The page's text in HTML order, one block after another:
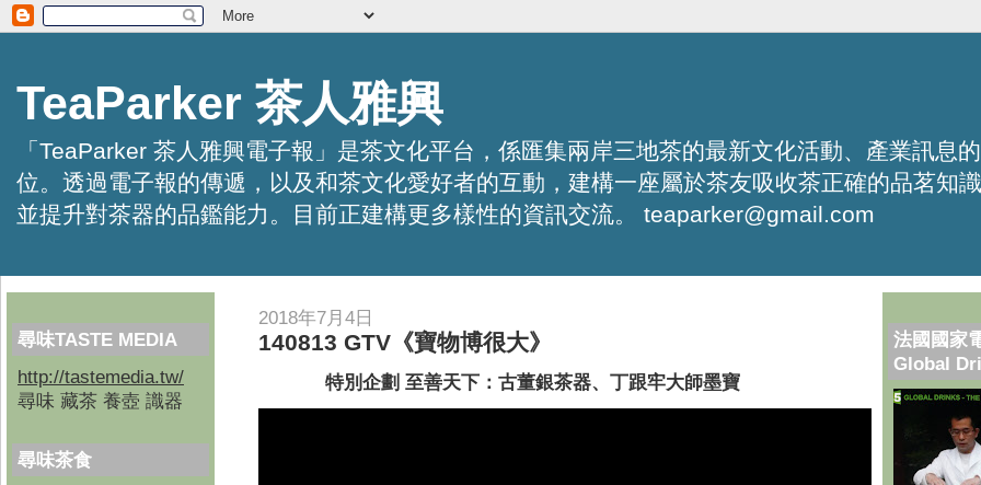
TeaParker 茶人雅興
「TeaParker 茶人雅興電子報」是茶文化平台，係匯集兩岸三地茶的最新文化活動、產業訊息
位。透過電子報的傳遞，以及和茶文化愛好者的互動，建構一座屬於茶友吸收茶正確的品茗知
並提升對茶器的品鑑能力。目前正建構更多樣性的資訊交流。 teaparker@gmail.com
尋味TASTE MEDIA
http://tastemedia.tw/
尋味 藏茶 養壺 識器
尋味茶食
2018年7月4日
140813 GTV《寶物博很大》
特別企劃 至善天下：古董銀茶器、丁跟牢大師墨寶
法國國家
Global